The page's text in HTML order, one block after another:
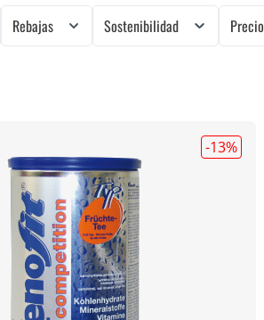
Rebajas Sostenibilidad Precio
-13%